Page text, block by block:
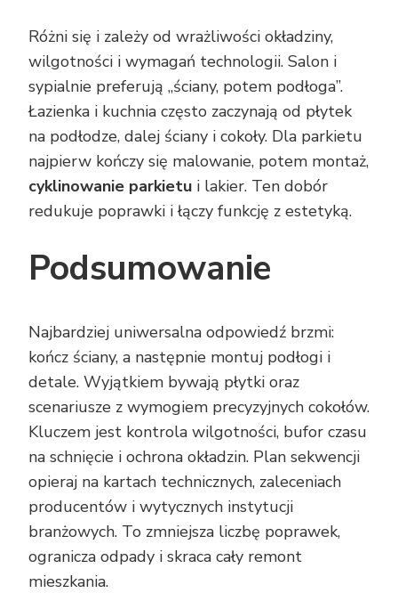
Różni się i zależy od wrażliwości okładziny,
wilgotności i wymagań technologii. Salon i
sypialnie preferują „ściany, potem podłoga”.
Łazienka i kuchnia często zaczynają od płytek
na podłodze, dalej ściany i cokoły. Dla parkietu
najpierw kończy się malowanie, potem montaż,
cyklinowanie parkietu i lakier. Ten dobór
redukuje poprawki i łączy funkcję z estetyką.
Podsumowanie
Najbardziej uniwersalna odpowiedź brzmi:
kończ ściany, a następnie montuj podłogi i
detale. Wyjątkiem bywają płytki oraz
scenariusze z wymogiem precyzyjnych cokołów.
Kluczem jest kontrola wilgotności, bufor czasu
na schnięcie i ochrona okładzin. Plan sekwencji
opieraj na kartach technicznych, zaleceniach
producentów i wytycznych instytucji
branżowych. To zmniejsza liczbę poprawek,
ogranicza odpady i skraca cały remont
mieszkania.